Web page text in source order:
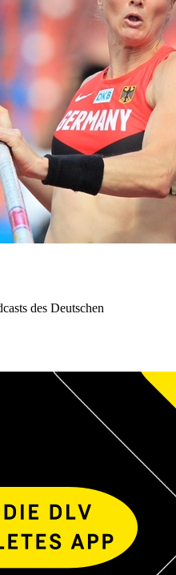
des Deutschen